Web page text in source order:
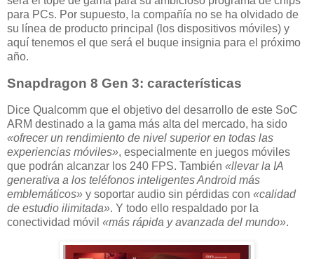
para PCs. Por supuesto, la compañía no se ha olvidado de
su línea de producto principal (los dispositivos móviles) y
aquí tenemos el que será el buque insignia para el próximo
año.
Snapdragon 8 Gen 3: características
Dice Qualcomm que el objetivo del desarrollo de este SoC
ARM destinado a la gama más alta del mercado, ha sido
«ofrecer un rendimiento de nivel superior en todas las
experiencias móviles», especialmente en juegos móviles
que podrán alcanzar los 240 FPS. También «llevar la IA
generativa a los teléfonos inteligentes Android más
emblemáticos» y soportar audio sin pérdidas con «calidad
de estudio ilimitada». Y todo ello respaldado por la
conectividad móvil «más rápida y avanzada del mundo».